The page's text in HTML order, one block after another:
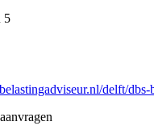
5
delft/dbs-